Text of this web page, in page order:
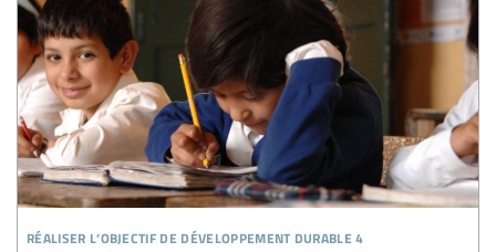
réaliser l’objectif de développement durable 4